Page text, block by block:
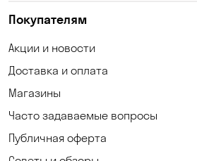
Клинцы
Корсунцы
Коцюбинское
Кривой Рог
Покупателям
Акции и новости
Доставка и оплата
Магазины
Часто задаваемые вопросы
Публичная оферта